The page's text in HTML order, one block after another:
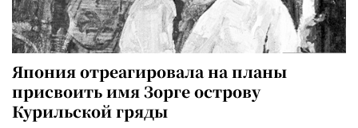
Япония отреагировала на планы
присвоить имя Зорге острову
Курильской гряды